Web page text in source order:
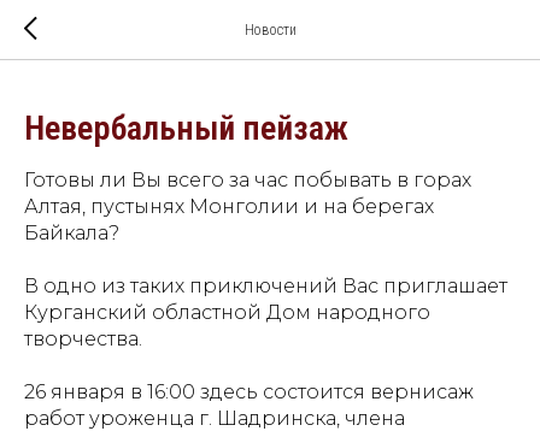
Новости
Невербальный пейзаж
Готовы ли Вы всего за час побывать в горах
Алтая, пустынях Монголии и на берегах
Байкала?
В одно из таких приключений Вас приглашает
Курганский областной Дом народного
творчества.
26 января в 16:00 здесь состоится вернисаж
работ уроженца г. Шадринска, члена